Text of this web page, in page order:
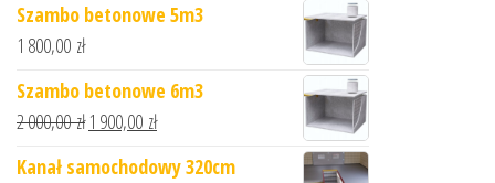
Szambo betonowe 5m3
1 800,00 zł
Szambo betonowe 6m3
2 000,00zł 1 900,00 zł
Kanał samochodowy 320cm